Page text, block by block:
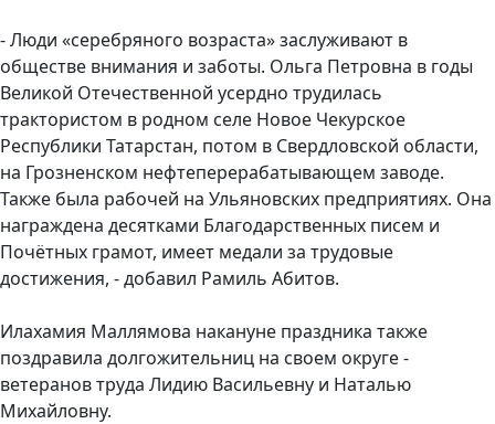
- Люди «серебряного возраста» заслуживают в
обществе внимания и заботы. Ольга Петровна в годы
Великой Отечественной усердно трудилась
трактористом в родном селе Новое Чекурское
Республики Татарстан, потом в Свердловской области,
на Грозненском нефтеперерабатывающем заводе.
Также была рабочей на Ульяновских предприятиях. Она
награждена десятками Благодарственных писем и
Почётных грамот, имеет медали за трудовые
достижения, - добавил Рамиль Абитов.
Илахамия Маллямова накануне праздника также
поздравила долгожительниц на своем округе -
ветеранов труда Лидию Васильевну и Наталью
Михайловну.